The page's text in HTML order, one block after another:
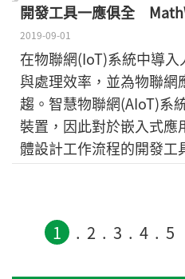
開發工具一應俱全
2019-09-01
在物聯網(IoT)系統中導
與處理效率，並為物聯
趨。智慧物聯網(AIoT)系
裝置，因此對於嵌入式應
體設計工作流程的開發工
1 2 3 4 5